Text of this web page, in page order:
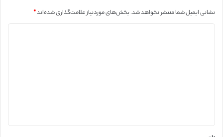
نشانی ایمیل شما منتشر نخواهد شد.بخش‌های موردنیاز علامت‌گذاری شده‌اند*